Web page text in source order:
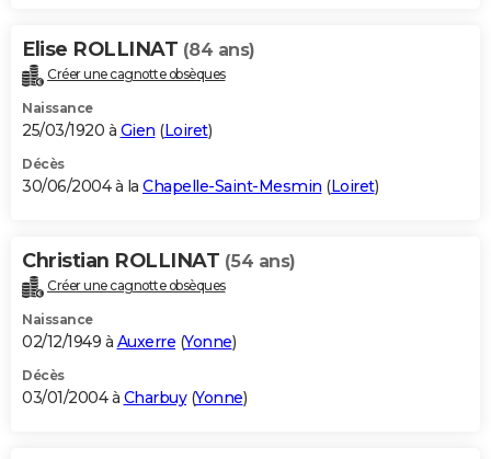
Elise ROLLINAT (84 ans)
Créer une cagnotte obsèques
Naissance
25/03/1920 à Gien (Loiret)
Décès
30/06/2004 à la Chapelle-Saint-Mesmin (Loiret)
Christian ROLLINAT (54 ans)
Créer une cagnotte obsèques
Naissance
02/12/1949 à Auxerre (Yonne)
Décès
03/01/2004 à Charbuy(Yonne)